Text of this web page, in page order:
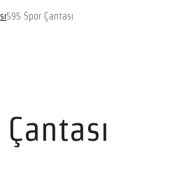
595 Spor Çantası